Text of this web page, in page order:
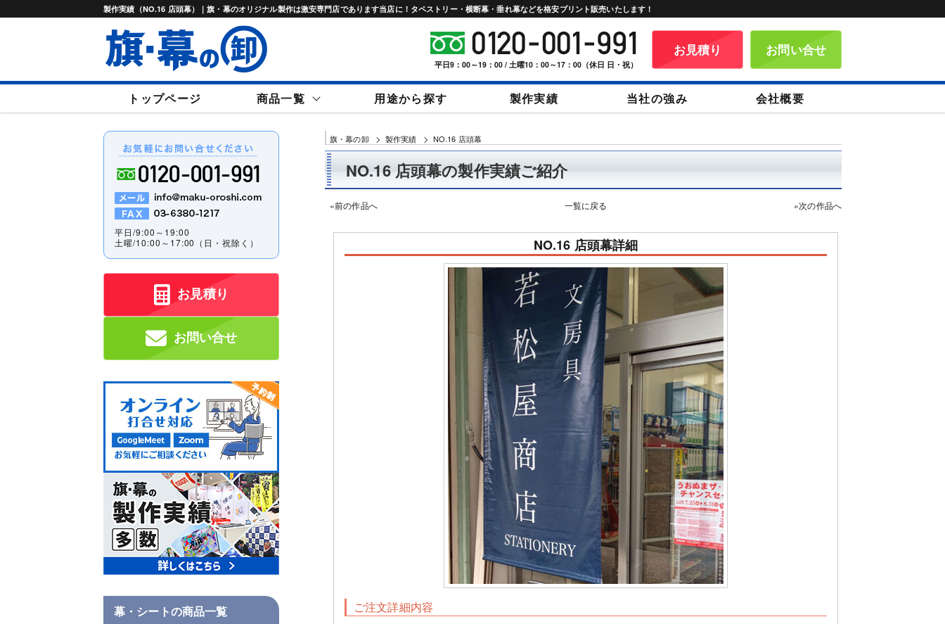
製作実績（NO.16 店頭幕）｜旗・幕のオリジナル製作は激安専門店であります当店に！タペストリー・横断幕・垂れ幕などを格安プリント販売いたします！
平日9：00～19：00 / 土曜10：00～17：00（休日 日・祝）
お見積り お問い合せ
トップページ 商品一覧
タペストリー 横断幕 応援幕 吊り下げバナー 店頭幕・日除け幕 テーブルクロス
ライブ幕 神前幕・神社幕
バックパネル・バ
ックボード
ロールスクリーン
社旗・自治体旗 安全旗 優勝旗 連続旗 応援旗・団旗
会旗・長流旗 のぼり旗
用途から探す 製作実績 当社の強み 会社概要
旗・幕の卸 製作実績 NO.16 店頭幕
NO.16 店頭幕の製作実績ご紹介
«前の作品へ »次の作品へ
一覧に戻る
NO.16 店頭幕詳細
ご注文詳細内容
平日/9:00～19:00
土曜/10:00～17:00（日・祝除く）
お見積り
お問い合せ
幕・シートの商品一覧